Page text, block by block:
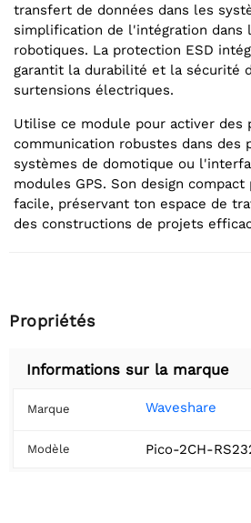
transfert de données dans les
simplification de l'intégration dans
robotiques. La protection ESD
garantit la durabilité et la sécurité
surtensions électriques.
Utilise ce module pour activer des
communication robustes dans des
systèmes de domotique ou
modules GPS. Son design
facile, préservant ton espace de
des constructions de projets
Propriétés
Informations sur la marque
Marque Waveshare
Modèle Pico-2CH-